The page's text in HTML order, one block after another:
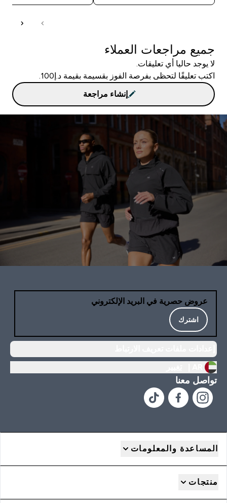
جميع مراجعات العملاء
لا يوجد حاليا أي تعليقات.
اكتب تعليقًا لتحظى بفرصة الفوز بقسيمة بقيمة د.إ100.
إنشاء مراجعة
عروض حصرية في البريد الإلكتروني
اشترك
تواصل معنا
المساعدة والمعلومات
منتجات